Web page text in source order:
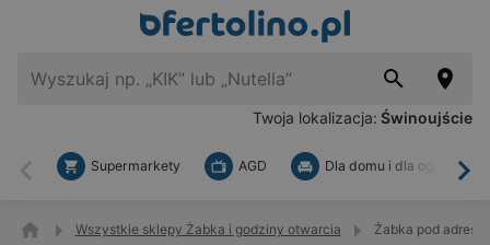
Twoja lokalizacja: Świnoujście
Wstecz
Supermarkety AGD Dla domu i dla ogrodu
Wszystkie sklepy Żabka i godziny otwarcia Żabka pod